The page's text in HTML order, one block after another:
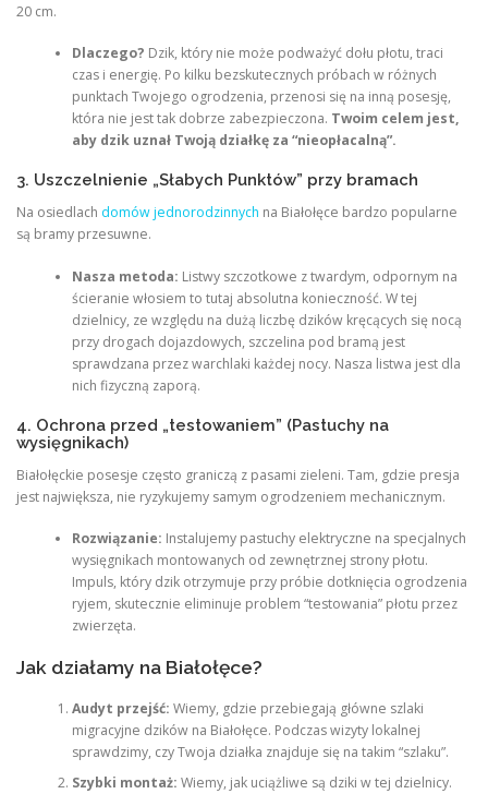
20 cm.
Dlaczego? Dzik, który nie może podważyć dołu płotu, traci
czas i energię. Po kilku bezskutecznych próbach w różnych
punktach Twojego ogrodzenia, przenosi się na inną posesję,
która nie jest tak dobrze zabezpieczona. Twoim celem jest,
aby dzik uznał Twoją działkę za “nieopłacalną”.
3. Uszczelnienie „Słabych Punktów” przy bramach
Na osiedlach domów jednorodzinnych na Białołęce bardzo popularne
są bramy przesuwne.
Nasza metoda: Listwy szczotkowe z twardym, odpornym na
ścieranie włosiem to tutaj absolutna konieczność. W tej
dzielnicy, ze względu na dużą liczbę dzików kręcących się nocą
przy drogach dojazdowych, szczelina pod bramą jest
sprawdzana przez warchlaki każdej nocy. Nasza listwa jest dla
nich fizyczną zaporą.
4. Ochrona przed „testowaniem” (Pastuchy na
wysięgnikach)
Białołęckie posesje często graniczą z pasami zieleni. Tam, gdzie presja
jest największa, nie ryzykujemy samym ogrodzeniem mechanicznym.
Rozwiązanie: Instalujemy pastuchy elektryczne na specjalnych
wysięgnikach montowanych od zewnętrznej strony płotu.
Impuls, który dzik otrzymuje przy próbie dotknięcia ogrodzenia
ryjem, skutecznie eliminuje problem “testowania” płotu przez
zwierzęta.
Jak działamy na Białołęce?
Audyt przejść: Wiemy, gdzie przebiegają główne szlaki
migracyjne dzików na Białołęce. Podczas wizyty lokalnej
sprawdzimy, czy Twoja działka znajduje się na takim “szlaku”.
Szybki montaż: Wiemy, jak uciążliwe są dziki w tej dzielnicy.